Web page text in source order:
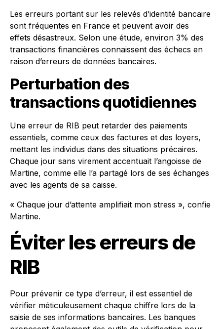
Les erreurs portant sur les relevés d’identité bancaire
sont fréquentes en France et peuvent avoir des
effets désastreux. Selon une étude, environ 3% des
transactions financières connaissent des échecs en
raison d’erreurs de données bancaires.
Perturbation des
transactions quotidiennes
Une erreur de RIB peut retarder des paiements
essentiels, comme ceux des factures et des loyers,
mettant les individus dans des situations précaires.
Chaque jour sans virement accentuait l’angoisse de
Martine, comme elle l’a partagé lors de ses échanges
avec les agents de sa caisse.
« Chaque jour d’attente amplifiait mon stress », confie
Martine.
Éviter les erreurs de
RIB
Pour prévenir ce type d’erreur, il est essentiel de
vérifier méticuleusement chaque chiffre lors de la
saisie de ses informations bancaires. Les banques